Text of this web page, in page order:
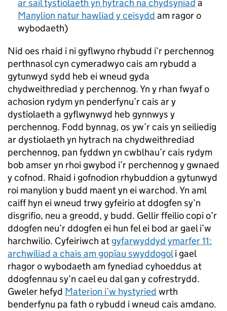
ar sail tystiolaeth yn hytrach na chydsyniad a
Manylion natur hawliad y ceisydd am ragor o
wybodaeth)
Nid oes rhaid i ni gyflwyno rhybudd i’r perchennog
perthnasol cyn cymeradwyo cais am rybudd a
gytunwyd sydd heb ei wneud gyda
chydweithrediad y perchennog. Yn y rhan fwyaf o
achosion rydym yn penderfynu’r cais ar y
dystiolaeth a gyflwynwyd heb gynnwys y
perchennog. Fodd bynnag, os yw’r cais yn seiliedig
ar dystiolaeth yn hytrach na chydweithrediad
perchennog, pan fyddwn yn cwblhau’r cais rydym
bob amser yn rhoi gwybod i’r perchennog y gwnaed
y cofnod. Rhaid i gofnodion rhybuddion a gytunwyd
roi manylion y budd maent yn ei warchod. Yn aml
caiff hyn ei wneud trwy gyfeirio at ddogfen sy’n
disgrifio, neu a greodd, y budd. Gellir ffeilio copi o’r
ddogfen neu’r ddogfen ei hun fel ei bod ar gael i’w
harchwilio. Cyfeiriwch at gyfarwyddyd ymarfer 11:
archwiliad a chais am gopïau swyddogoli gael
rhagor o wybodaeth am fynediad cyhoeddus at
ddogfennau sy’n cael eu dal gan y cofrestrydd.
Gweler hefyd Materion i’w hystyried wrth
benderfynu pa fath o rybudd i wneud cais amdano.